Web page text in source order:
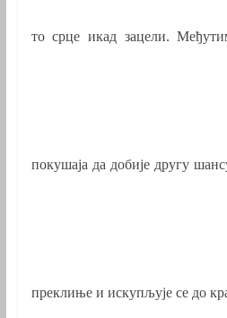
то срце икад зацели.
покушаја да добије другу
преклиње и искупљује се до